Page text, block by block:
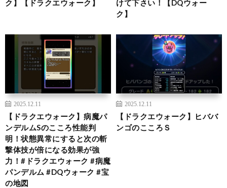
ク】【ドラクエウォーク】
けて下さい！【DQウォー
ク】
2025.12.11
【ドラクエウォーク】病魔パ
ンデルムSのこころ性能判
明！状態異常にすると次の斬
撃体技が倍になる効果が強
力！#ドラクエウォーク #病魔
パンデルム #DQウォーク #宝
の地図
2025.12.11
【ドラクエウォーク】ヒババ
ンゴのこころＳ